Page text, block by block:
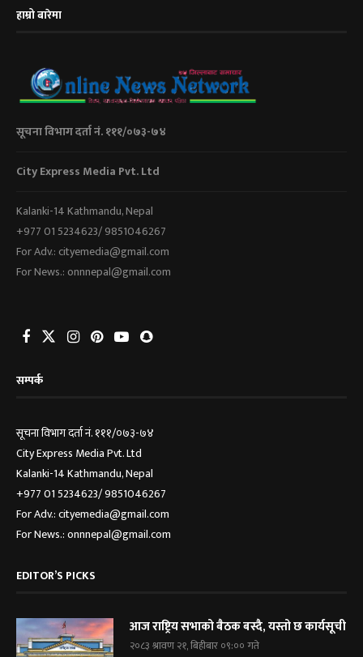
हाम्रो बारेमा
सूचना विभाग दर्ता नं. १११/०७३-७४
City Express Media Pvt. Ltd
Kalanki-14 Kathmandu, Nepal
+977 01 5234623/ 9851046267
For Adv.: cityemedia@gmail.com
For News.: onnnepal@gmail.com
सम्पर्क
सूचना विभाग दर्ता नं. १११/०७३-७४
City Express Media Pvt. Ltd
Kalanki-14 Kathmandu, Nepal
+977 01 5234623/ 9851046267
For Adv.: cityemedia@gmail.com
For News.: onnnepal@gmail.com
EDITOR’S PICKS
आज राष्ट्रिय सभाको बैठक बस्दै, यस्तो छ कार्यसूची
२०८३ श्रावण २१, बिहीबार ०९:०० गते